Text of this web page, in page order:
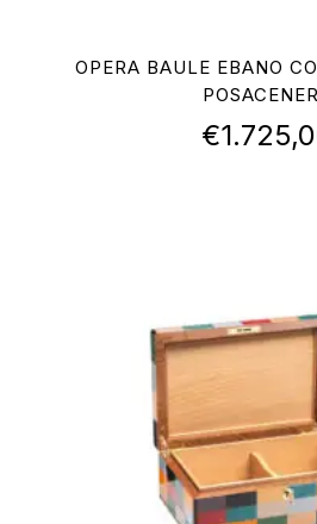
OPERA BAULE EBANO
€